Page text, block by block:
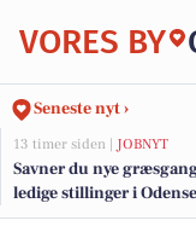
VORES BY
Seneste nyt ›
13 timer siden | JOBNYT
Savner du nye
ledige stillinger i